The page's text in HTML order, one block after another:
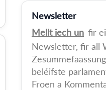
Newsletter
Mellt iech un fir
Newsletter, fir all
beléifste
Froen a